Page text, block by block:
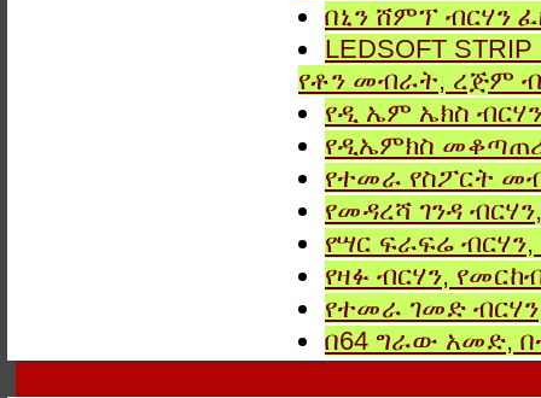
በኒን ሸምፕ ብርሃን
LEDSOFT
የቶን መብራት, ረጅም
የዲ ኤም ኤክስ
የዲኤምክስ
የተመራ የስፖርት
የመዳረሻ ገንዳ
የሣር ፍራፍሬ
የዛፉ ብርሃን,
የተመራ ገመድ
በ64 ግራው አመድ,